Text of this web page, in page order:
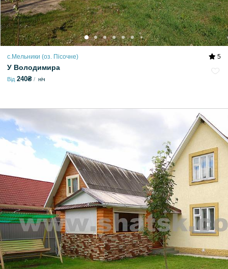
с.Мельники (оз. Пісочне) 5
У Володимира
Від 240₴ ніч